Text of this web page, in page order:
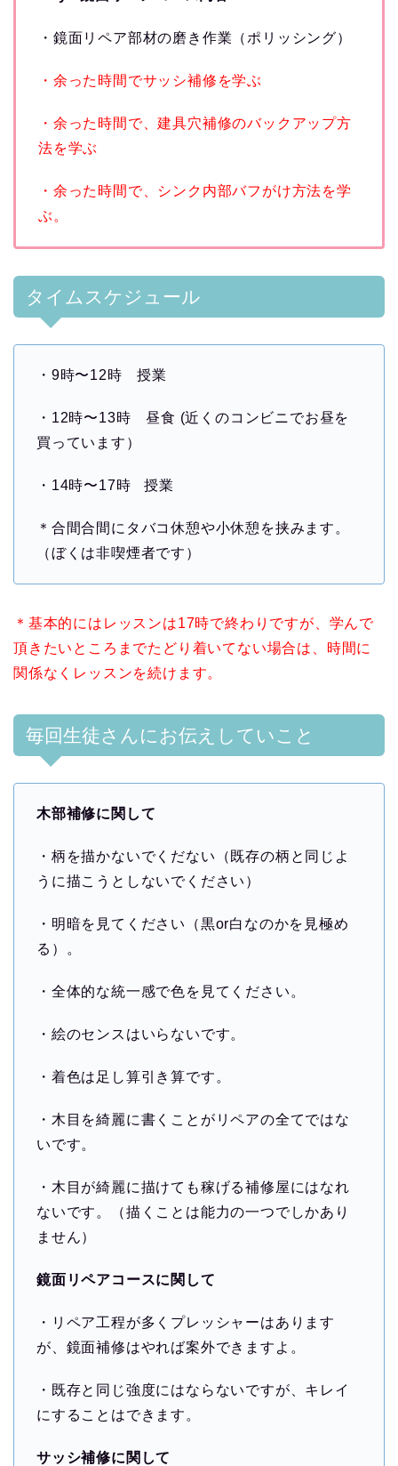
・鏡面リペア部材の磨き作業（ポリッシング）
・余った時間でサッシ補修を学ぶ
・余った時間で、建具穴補修のバックアップ方
法を学ぶ
・余った時間で、シンク内部バフがけ方法を学
ぶ。
タイムスケジュール
・9時〜12時 授業
・12時〜13時 昼食 (近くのコンビニでお昼を
買っています）
・14時〜17時 授業
＊合間合間にタバコ休憩や小休憩を挟みます。
（ぼくは非喫煙者です）
＊基本的にはレッスンは17時で終わりですが、学んで
頂きたいところまでたどり着いてない場合は、時間に
関係なくレッスンを続けます。
毎回生徒さんにお伝えしていこと
木部補修に関して
・柄を描かないでくだない（既存の柄と同じよ
うに描こうとしないでください）
・明暗を見てください（黒or白なのかを見極め
る）。
・全体的な統一感で色を見てください。
・絵のセンスはいらないです。
・着色は足し算引き算です。
・木目を綺麗に書くことがリペアの全てではな
いです。
・木目が綺麗に描けても稼げる補修屋にはなれ
ないです。（描くことは能力の一つでしかあり
ません）
鏡面リペアコースに関して
・リペア工程が多くプレッシャーはあります
が、鏡面補修はやれば案外できますよ。
・既存と同じ強度にはならないですが、キレイ
にすることはできます。
サッシ補修に関して